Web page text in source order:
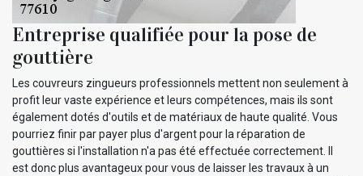
Entreprise qualifiée pour la pose de
gouttière
Les couvreurs zingueurs professionnels mettent non seulement à
profit leur vaste expérience et leurs compétences, mais ils sont
également dotés d'outils et de matériaux de haute qualité. Vous
pourriez finir par payer plus d'argent pour la réparation de
gouttières si l'installation n'a pas été effectuée correctement. Il
est donc plus avantageux pour vous de laisser les travaux à un